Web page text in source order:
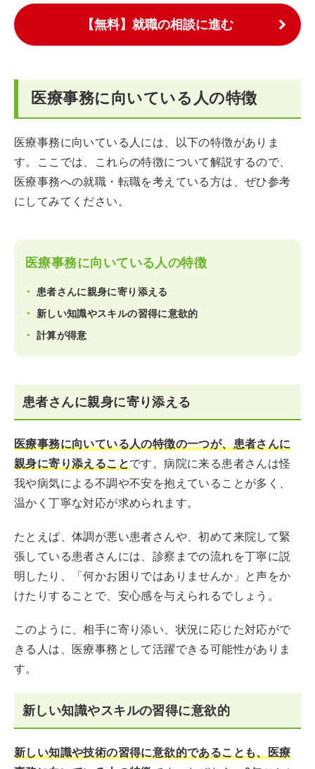
【無料】就職の相談に進む
医療事務に向いている人の特徴
医療事務に向いている人には、以下の特徴がありま
す。ここでは、これらの特徴について解説するので、
医療事務への就職・転職を考えている方は、ぜひ参考
にしてみてください。
医療事務に向いている人の特徴
患者さんに親身に寄り添える
新しい知識やスキルの習得に意欲的
計算が得意
患者さんに親身に寄り添える
医療事務に向いている人の特徴の一つが、患者さんに
親身に寄り添えることです。病院に来る患者さんは怪
我や病気による不調や不安を抱えていることが多く、
温かく丁寧な対応が求められます。
たとえば、体調が悪い患者さんや、初めて来院して緊
張している患者さんには、診察までの流れを丁寧に説
明したり、「何かお困りではありませんか」と声をか
けたりすることで、安心感を与えられるでしょう。
このように、相手に寄り添い、状況に応じた対応がで
きる人は、医療事務として活躍できる可能性がありま
す。
新しい知識やスキルの習得に意欲的
新しい知識や技術の習得に意欲的であることも、医療